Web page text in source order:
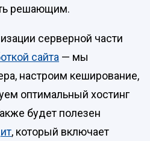
решающим.
серверной части
сайта — мы
настроим кеширование,
оптимальный хостинг
будет полезен
, который включает